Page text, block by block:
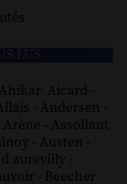
Ahikar- Aicard -
- Andersen -
Arène - Assollant
- Austen -
aurevilly -
- Beecher